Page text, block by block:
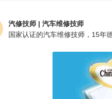
汽修技师 | 汽车维修技师